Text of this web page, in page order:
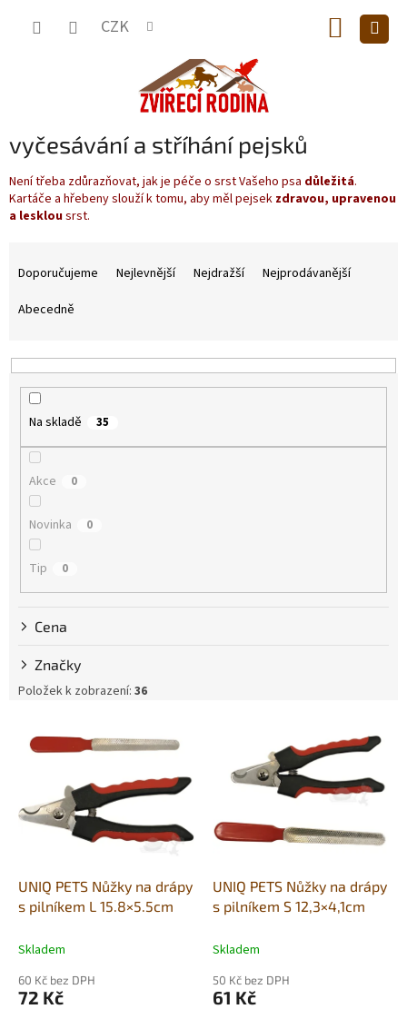
CZK
KOŠÍK
vyčesávání a stříhání pejsků
Není třeba zdůrazňovat, jak je péče o srst Vašeho psa důležitá.
Kartáče a hřebeny slouží k tomu, aby měl pejsek zdravou, upravenou
a lesklousrst.
p
Doporučujeme Nejlevnější Nejdražší
Nejprodávanější
Abecedně
Na skladě 35
Akce 0
Novinka 0
Tip 0
Cena
Značky
Položek k zobrazení: 36
UNIQ PETS Nůžky na drápy
s pilníkem L 15.8×5.5cm
Skladem
60 Kč bez DPH
72 Kč
UNIQ PETS Nůžky na drápy
s pilníkem S 12,3×4,1cm
Skladem
50 Kč bez DPH
61 Kč